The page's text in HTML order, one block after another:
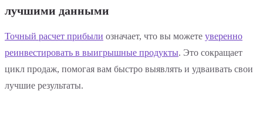
лучшими данными
Точный расчет прибыли означает, что вы можете уверенно
реинвестировать в выигрышные продукты. Это сокращает
цикл продаж, помогая вам быстро выявлять и удваивать свои
лучшие результаты.